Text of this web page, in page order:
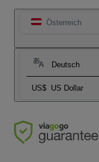
Österreich
Deutsch
US$ US Dollar